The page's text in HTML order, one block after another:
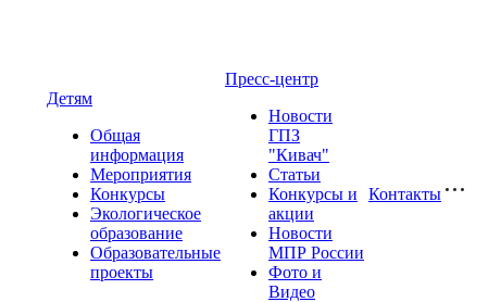
Детям
Общая
информация
Мероприятия
Конкурсы
Экологическое
образование
Образовательные
проекты
Пресс-центр
Новости
ГПЗ
"Кивач"
Статьи
Конкурсы и
акции
Новости
МПР России
Фото и
Видео
Контакты